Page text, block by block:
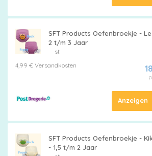
SFT Products Oefenbroekje -
2 t/m 3 Jaar
st
4,99 € Versandkosten
Anzeigen
SFT Products Oefenbroekje -
- 1,5 t/m 2 Jaar